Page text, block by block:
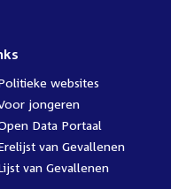
websites
jongeren
Data Portaal
van Gevallenen
van Gevallenen